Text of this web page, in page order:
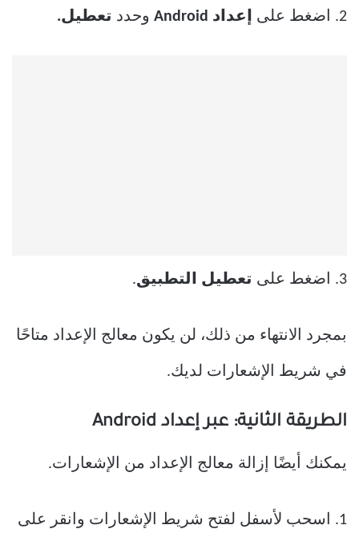
2. اضغط على إعداد Android وحدد تعطيل.
3. اضغط على تعطيل التطبيق.
بمجرد الانتهاء من ذلك، لن يكون معالج الإعداد متاحًا
في شريط الإشعارات لديك.
الطريقة الثانية: عبر إعداد Android
يمكنك أيضًا إزالة معالج الإعداد من الإشعارات.
1. اسحب لأسفل لفتح شريط الإشعارات وانقر على